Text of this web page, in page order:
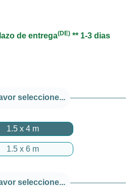
de entrega(DE) ** 1-3 dias
seleccione...
1.5 x 4 m
1.5 x 6 m
seleccione...